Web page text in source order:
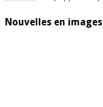
Nouvelles en images